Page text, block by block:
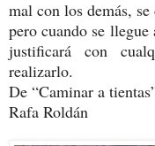
mal con los demás,
pero cuando se
justificará con
realizarlo.
De “Caminar a
Rafa Roldán